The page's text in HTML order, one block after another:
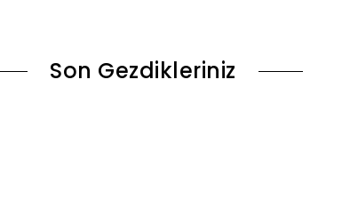
Son Gezdikleriniz